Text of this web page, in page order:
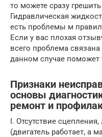
то можете сразу
Гидравлическая
есть проблемы м
Если у вас плохая
всего проблема
данном случае поможет
Признаки
основы
ремонт и
I. Отсутствие
(двигатель работает, а